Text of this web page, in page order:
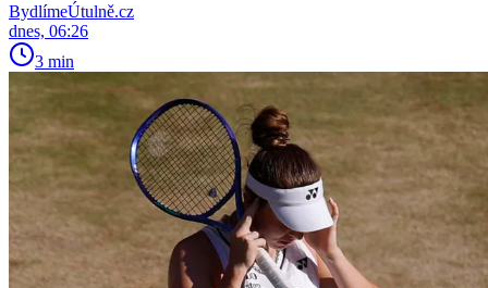
BydlímeÚtulně.cz
dnes, 06:26
3 min